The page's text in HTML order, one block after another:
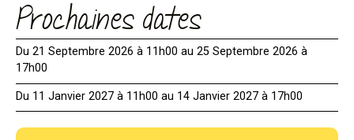
Prochaines dates
Du 21 Septembre 2026 à 11h00 au 25 Septembre 2026 à
17h00
Du 11 Janvier 2027 à 11h00 au 14 Janvier 2027 à 17h00